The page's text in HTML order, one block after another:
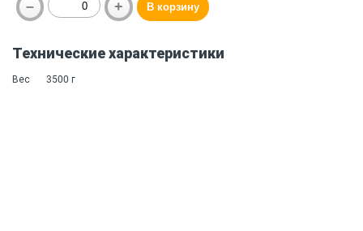
Технические характеристики
Вес 3500 г